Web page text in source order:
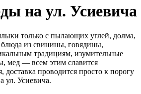
на ул. Усиевича
только с пылающих углей, долма,
из свинины, говядины,
традициям, изумительные
мед — всем этим славится
доставка проводится просто к порогу
ул. Усиевича.